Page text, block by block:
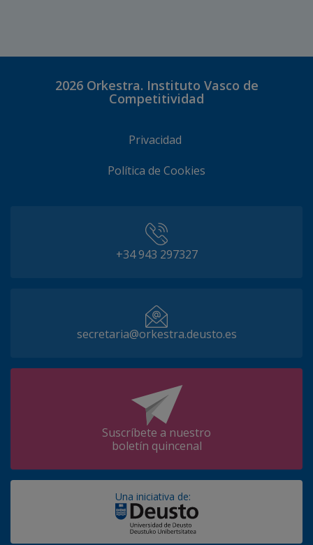
2026 Orkestra. Instituto Vasco de
Competitividad
Privacidad
Política de Cookies
+34 943 297327
secretaria@orkestra.deusto.es
Suscríbete a nuestro
boletín quincenal
Una iniciativa de: